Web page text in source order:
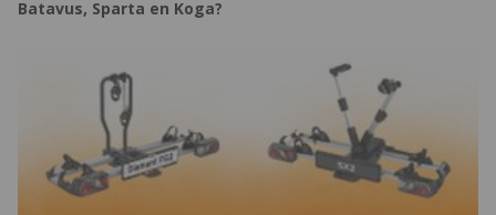
Batavus, Sparta en Koga?